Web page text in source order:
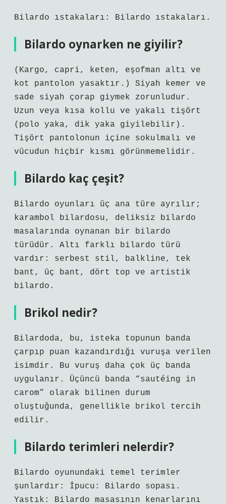
Bilardo ıstakaları: Bilardo ıstakaları.
Bilardo oynarken ne giyilir?
(Kargo, capri, keten, eşofman altı ve
kot pantolon yasaktır.) Siyah kemer ve
sade siyah çorap giymek zorunludur.
Uzun veya kısa kollu ve yakalı tişört
(polo yaka, dik yaka giyilebilir).
Tişört pantolonun içine sokulmalı ve
vücudun hiçbir kısmı görünmemelidir.
Bilardo kaç çeşit?
Bilardo oyunları üç ana türe ayrılır;
karambol bilardosu, deliksiz bilardo
masalarında oynanan bir bilardo
türüdür. Altı farklı bilardo türü
vardır: serbest stil, balkline, tek
bant, üç bant, dört top ve artistik
bilardo.
Brikol nedir?
Bilardoda, bu, isteka topunun banda
çarpıp puan kazandırdığı vuruşa verilen
isimdir. Bu vuruş daha çok üç banda
uygulanır. Üçüncü banda “sautéing in
carom” olarak bilinen durum
oluştuğunda, genellikle brikol tercih
edilir.
Bilardo terimleri nelerdir?
Bilardo oyunundaki temel terimler
şunlardır: İpucu: Bilardo sopası.
Yastık: Bilardo masasının kenarlarını